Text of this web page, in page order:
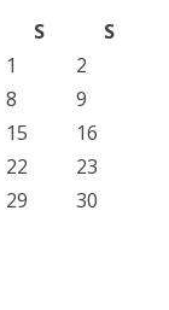
S
S
1
2
8
9
15
16
22
23
29
30